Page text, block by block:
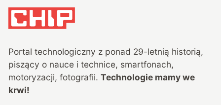
Portal technologiczny z ponad 29-letnią historią,
piszący o nauce i technice, smartfonach,
motoryzacji, fotografii. Technologie mamy we
krwi!